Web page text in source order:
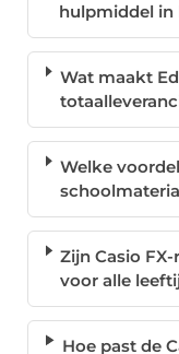
hulpmiddel in
Wat maakt
Welke
Zijn Casio
voor alle
Hoe past de